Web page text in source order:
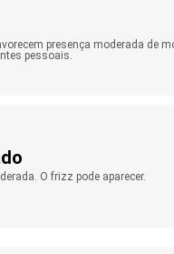
presença moderada de
pessoais.
O frizz pode aparecer.